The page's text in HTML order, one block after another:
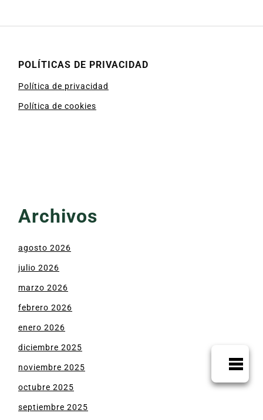
POLÍTICAS DE PRIVACIDAD
Política de privacidad
Política de cookies
Archivos
agosto 2026
julio 2026
marzo 2026
febrero 2026
enero 2026
diciembre 2025
noviembre 2025
octubre 2025
septiembre 2025